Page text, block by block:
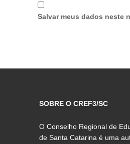
Salvar meus dados neste
SOBRE O CREF3/SC
O Conselho Regional de
de Santa Catarina é uma